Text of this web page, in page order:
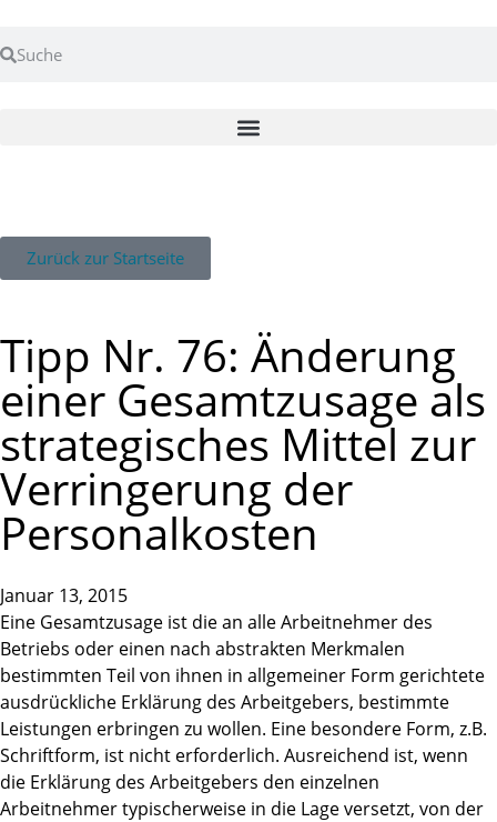
Zurück zur Startseite
Tipp Nr. 76: Änderung
einer Gesamtzusage als
strategisches Mittel zur
Verringerung der
Personalkosten
Januar 13, 2015
Eine Gesamtzusage ist die an alle Arbeitnehmer des
Betriebs oder einen nach abstrakten Merkmalen
bestimmten Teil von ihnen in allgemeiner Form gerichtete
ausdrückliche Erklärung des Arbeitgebers, bestimmte
Leistungen erbringen zu wollen. Eine besondere Form, z.B.
Schriftform, ist nicht erforderlich. Ausreichend ist, wenn
die Erklärung des Arbeitgebers den einzelnen
Arbeitnehmer typischerweise in die Lage versetzt, von der